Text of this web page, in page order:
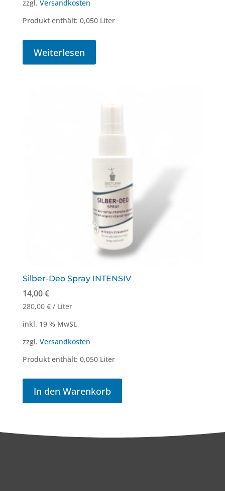
zzgl. Versandkosten
Produkt enthält: 0,050 Liter
Weiterlesen
Silber-Deo Spray INTENSIV
14,00€
280,00 €/ Liter
inkl. 19 % MwSt.
zzgl. Versandkosten
Produkt enthält: 0,050 Liter
In den Warenkorb